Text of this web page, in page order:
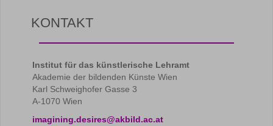
KONTAKT
Institut für das künstlerische Lehramt
Akademie der bildenden Künste Wien
Karl Schweighofer Gasse 3
A-1070 Wien
imagining.desires@akbild.ac.at